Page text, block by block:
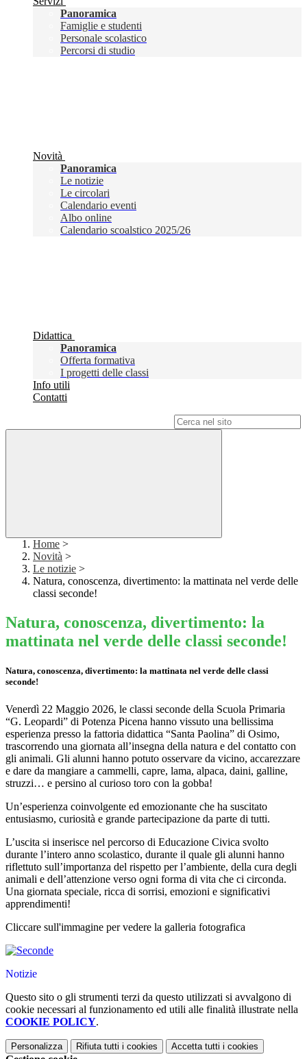
Panoramica
Famiglie e studenti
Personale scolastico
Percorsi di studio
Novità
Panoramica
Le notizie
Le circolari
Calendario eventi
Albo online
Calendario scoalstico 2025/26
Didattica
Panoramica
Offerta formativa
I progetti delle classi
Info utili
Contatti
Home >
Novità >
Le notizie >
Natura, conoscenza, divertimento: la mattinata nel verde delle
classi seconde!
Natura, conoscenza, divertimento: la
mattinata nel verde delle classi seconde!
Natura, conoscenza, divertimento: la mattinata nel verde delle classi
seconde!
Venerdì 22 Maggio 2026, le classi seconde della Scuola Primaria
“G. Leopardi” di Potenza Picena hanno vissuto una bellissima
esperienza presso la fattoria didattica “Santa Paolina” di Osimo,
trascorrendo una giornata all’insegna della natura e del contatto con
gli animali. Gli alunni hanno potuto osservare da vicino, accarezzare
e dare da mangiare a cammelli, capre, lama, alpaca, daini, galline,
struzzi… e persino al curioso toro con la gobba!
Un’esperienza coinvolgente ed emozionante che ha suscitato
entusiasmo, curiosità e grande partecipazione da parte di tutti.
L’uscita si inserisce nel percorso di Educazione Civica svolto
durante l’intero anno scolastico, durante il quale gli alunni hanno
riflettuto sull’importanza del rispetto per l’ambiente, della cura degli
animali e dell’attenzione verso ogni forma di vita che ci circonda.
Una giornata speciale, ricca di sorrisi, emozioni e significativi
apprendimenti!
Cliccare sull'immagine per vedere la galleria fotografica
Notizie
Questo sito o gli strumenti terzi da questo utilizzati si avvalgono di
cookie necessari al funzionamento ed utili alle finalità illustrate nella
COOKIE POLICY.
Personalizza Rifiuta tutti i cookies Accetta tutti i cookies